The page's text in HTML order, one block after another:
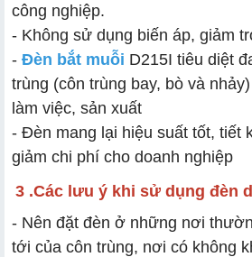
công nghiệp.
- Không sử dụng biến áp, giảm
- Đèn bắt muỗi D215I tiêu diệt
trùng (côn trùng bay, bò và
làm việc, sản xuất
- Đèn mang lại hiệu suất tốt, tiết
giảm chi phí cho doanh nghiệp
3 .Các lưu ý khi sử dụng đèn
- Nên đặt đèn ở những nơi
tới của côn trùng, nơi có không